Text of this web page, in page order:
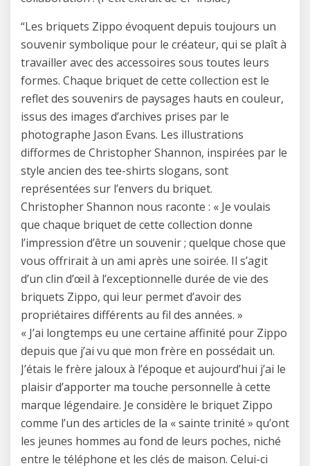
“Les briquets Zippo évoquent depuis toujours un
souvenir symbolique pour le créateur, qui se plaît à
travailler avec des accessoires sous toutes leurs
formes. Chaque briquet de cette collection est le
reflet des souvenirs de paysages hauts en couleur,
issus des images d’archives prises par le
photographe Jason Evans. Les illustrations
difformes de Christopher Shannon, inspirées par le
style ancien des tee-shirts slogans, sont
représentées sur l’envers du briquet.
Christopher Shannon nous raconte : « Je voulais
que chaque briquet de cette collection donne
l’impression d’être un souvenir ; quelque chose que
vous offrirait à un ami après une soirée. Il s’agit
d’un clin d’œil à l’exceptionnelle durée de vie des
briquets Zippo, qui leur permet d’avoir des
propriétaires différents au fil des années. »
« J’ai longtemps eu une certaine affinité pour Zippo
depuis que j’ai vu que mon frère en possédait un.
J’étais le frère jaloux à l’époque et aujourd’hui j’ai le
plaisir d’apporter ma touche personnelle à cette
marque légendaire. Je considère le briquet Zippo
comme l’un des articles de la « sainte trinité » qu’ont
les jeunes hommes au fond de leurs poches, niché
entre le téléphone et les clés de maison. Celui-ci